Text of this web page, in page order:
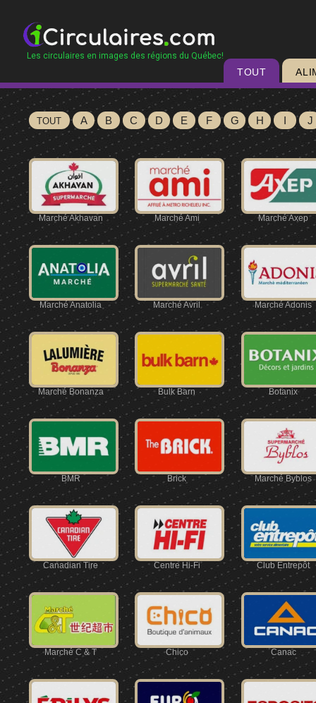
Les circulaires en images des régions du Québec!
TOUT
TOUT A B C D E F G H I J
Marché Akhavan Marché Ami Marché Axep
Marché Anatolia Marché Avril Marché Adonis
Marché Bonanza Bulk Barn Botanix
BMR Brick Marché Byblos
Canadian Tire Centre Hi-Fi Club Entrepôt
Marché C & T Chico Canac